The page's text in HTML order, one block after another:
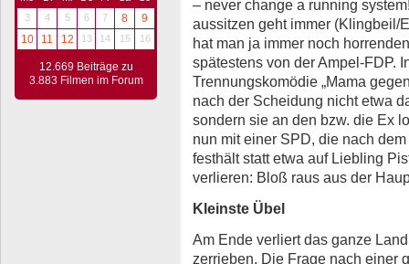
3
4 5 6 7 8
9
10
11 12 13 14 15 16
12.669 Beiträge zu
3.883 Filmen im Forum
– never change a running
aussitzen geht immer (Klingbeil/
hat man ja immer noch
spätestens von der Ampel-FDP.
Trennungskomödie „Mama
nach der Scheidung nicht etwa
sondern sie an den bzw. die Ex
nun mit einer SPD, die nach
festhält statt etwa auf Liebling
verlieren: Bloß raus aus der
Kleinste Übel
Am Ende verliert das ganze
zerrieben. Die Frage nach einer